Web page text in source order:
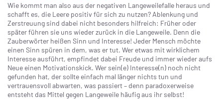
Wie kommt man also aus der negativen Langeweilefalle heraus und
schafft es, die Leere positiv für sich zu nutzen? Ablenkung und
Zerstreuung sind dabei nicht besonders hilfreich: Früher oder
später führen sie uns wieder zurück in die Langeweile. Denn die
Zauberwörter heißen Sinn und Interesse! Jeder Mensch möchte
einen Sinn spüren in dem, was er tut. Wer etwas mit wirklichem
Interesse ausführt, empfindet dabei Freude und immer wieder aufs
Neue einen Motivationskick. Wer sein(e) Interesse(n) noch nicht
gefunden hat, der sollte einfach mal länger nichts tun und
vertrauensvoll abwarten, was passiert – denn paradoxerweise
entsteht das Mittel gegen Langeweile häufig aus ihr selbst!